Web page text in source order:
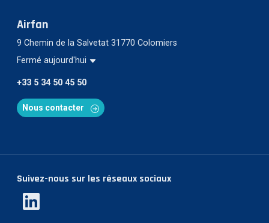
Airfan
9 Chemin de la Salvetat 31770 Colomiers
Fermé aujourd'hui
+33 5 34 50 45 50
Nous contacter
Suivez-nous sur les réseaux sociaux